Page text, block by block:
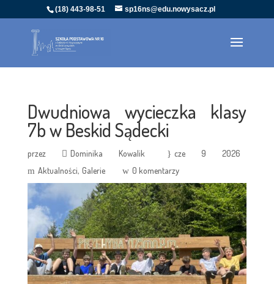
(18) 443-98-51 sp16ns@edu.nowysacz.pl
Dwudniowa wycieczka klasy
7b w Beskid Sądecki
przez Dominika Kowalik
cze 9 2026
Aktualności Galerie 0 komentarzy